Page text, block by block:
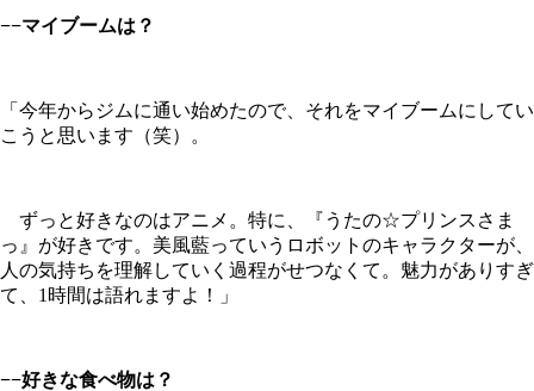
−−マイブームは？
「今年からジムに通い始めたので、それをマイブームにしてい
こうと思います（笑）。
ずっと好きなのはアニメ。特に、『うたの☆プリンスさま
っ』が好きです。美風藍っていうロボットのキャラクターが、
人の気持ちを理解していく過程がせつなくて。魅力がありすぎ
て、1時間は語れますよ！」
−−好きな食べ物は？